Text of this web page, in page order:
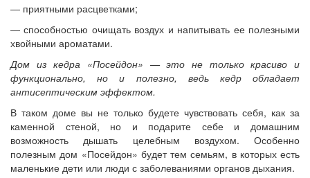
— приятными расцветками;
— способностью очищать воздух и напитывать ее полезными
хвойными ароматами.
Дом из кедра «Посейдон» — это не только красиво и
функционально, но и полезно, ведь кедр обладает
антисептическим эффектом.
В таком доме вы не только будете чувствовать себя, как за
каменной стеной, но и подарите себе и домашним
возможность дышать целебным воздухом. Особенно
полезным дом «Посейдон» будет тем семьям, в которых есть
маленькие дети или люди с заболеваниями органов дыхания.